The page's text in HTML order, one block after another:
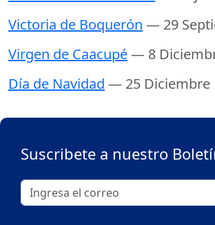
Victoria de Boquerón — 29
Virgen de Caacupé— 8
Día de Navidad — 25 Diciembre
Suscribete a nuestro